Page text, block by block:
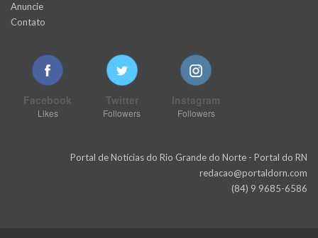
Anuncie
Contato
Facebook
Likes
Twitter
Followers
Instagram
Followers
Portal de Notícias do Rio Grande do Norte - Portal do RN
redacao@portaldorn.com
(84) 9 9685-6586